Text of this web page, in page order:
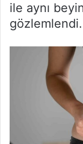
ile aynı
gözlemlendi.